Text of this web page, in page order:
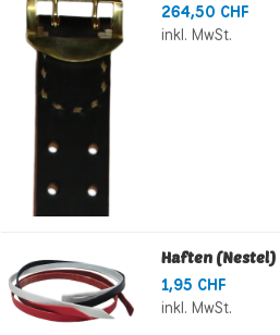
264,50 CHF
inkl. MwSt.
Haften (Nestel)
1,95 CHF
inkl. MwSt.